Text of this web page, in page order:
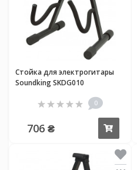
Стойка для электрогитары
Soundking SKDG010
0
706 ₴